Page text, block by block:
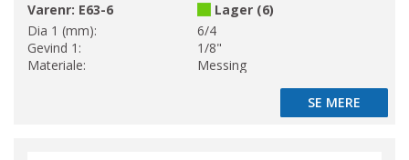
Varenr: E63-6
Lager (6)
Dia 1 (mm):
6/4
Gevind 1:
1/8"
Materiale:
Messing
SE MERE
SE MERE